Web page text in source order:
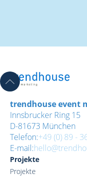
trendhouse event
Innsbrucker Ring 15
D-81673 München
Telefon:+49 (0) 89 -
E-mail:
Projekte
Projekte